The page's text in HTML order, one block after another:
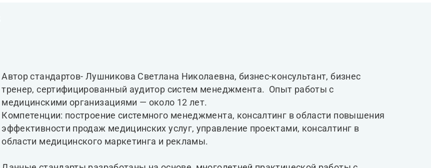
Автор стандартов- Лушникова Светлана Николаевна, бизнес-консультант, бизнес
тренер, сертифицированный аудитор систем менеджмента. Опыт работы с
медицинскими организациями — около 12 лет.
Компетенции: построение системного менеджмента, консалтинг в области повышения
эффективности продаж медицинских услуг, управление проектами, консалтинг в
области медицинского маркетинга и рекламы.